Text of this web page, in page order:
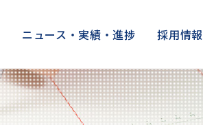
ニュース・実績・進捗 採用情報